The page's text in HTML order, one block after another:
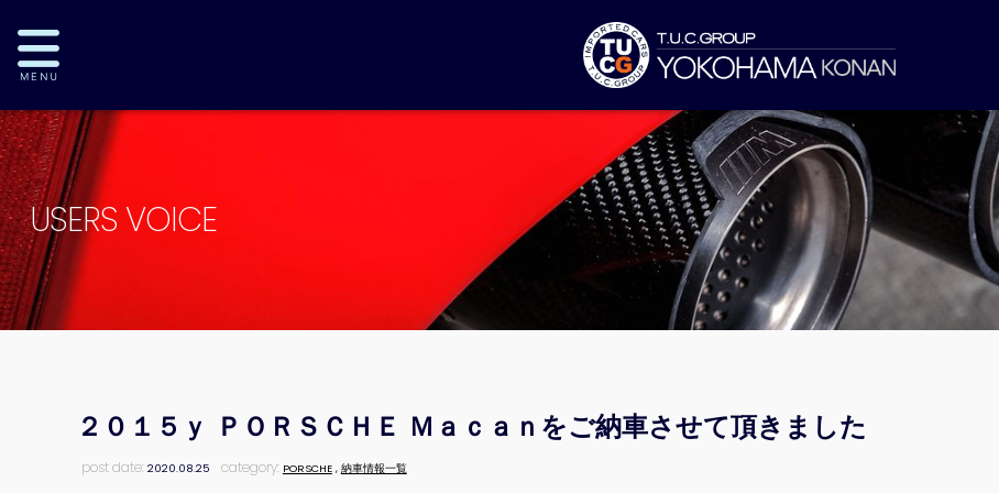
USERS VOICE
２０１５ｙ ＰＯＲＳＣＨＥ Ｍａｃａｎをご納車させて頂きました
post date:2020.08.25 category: PORSCHE, 納車情報一覧